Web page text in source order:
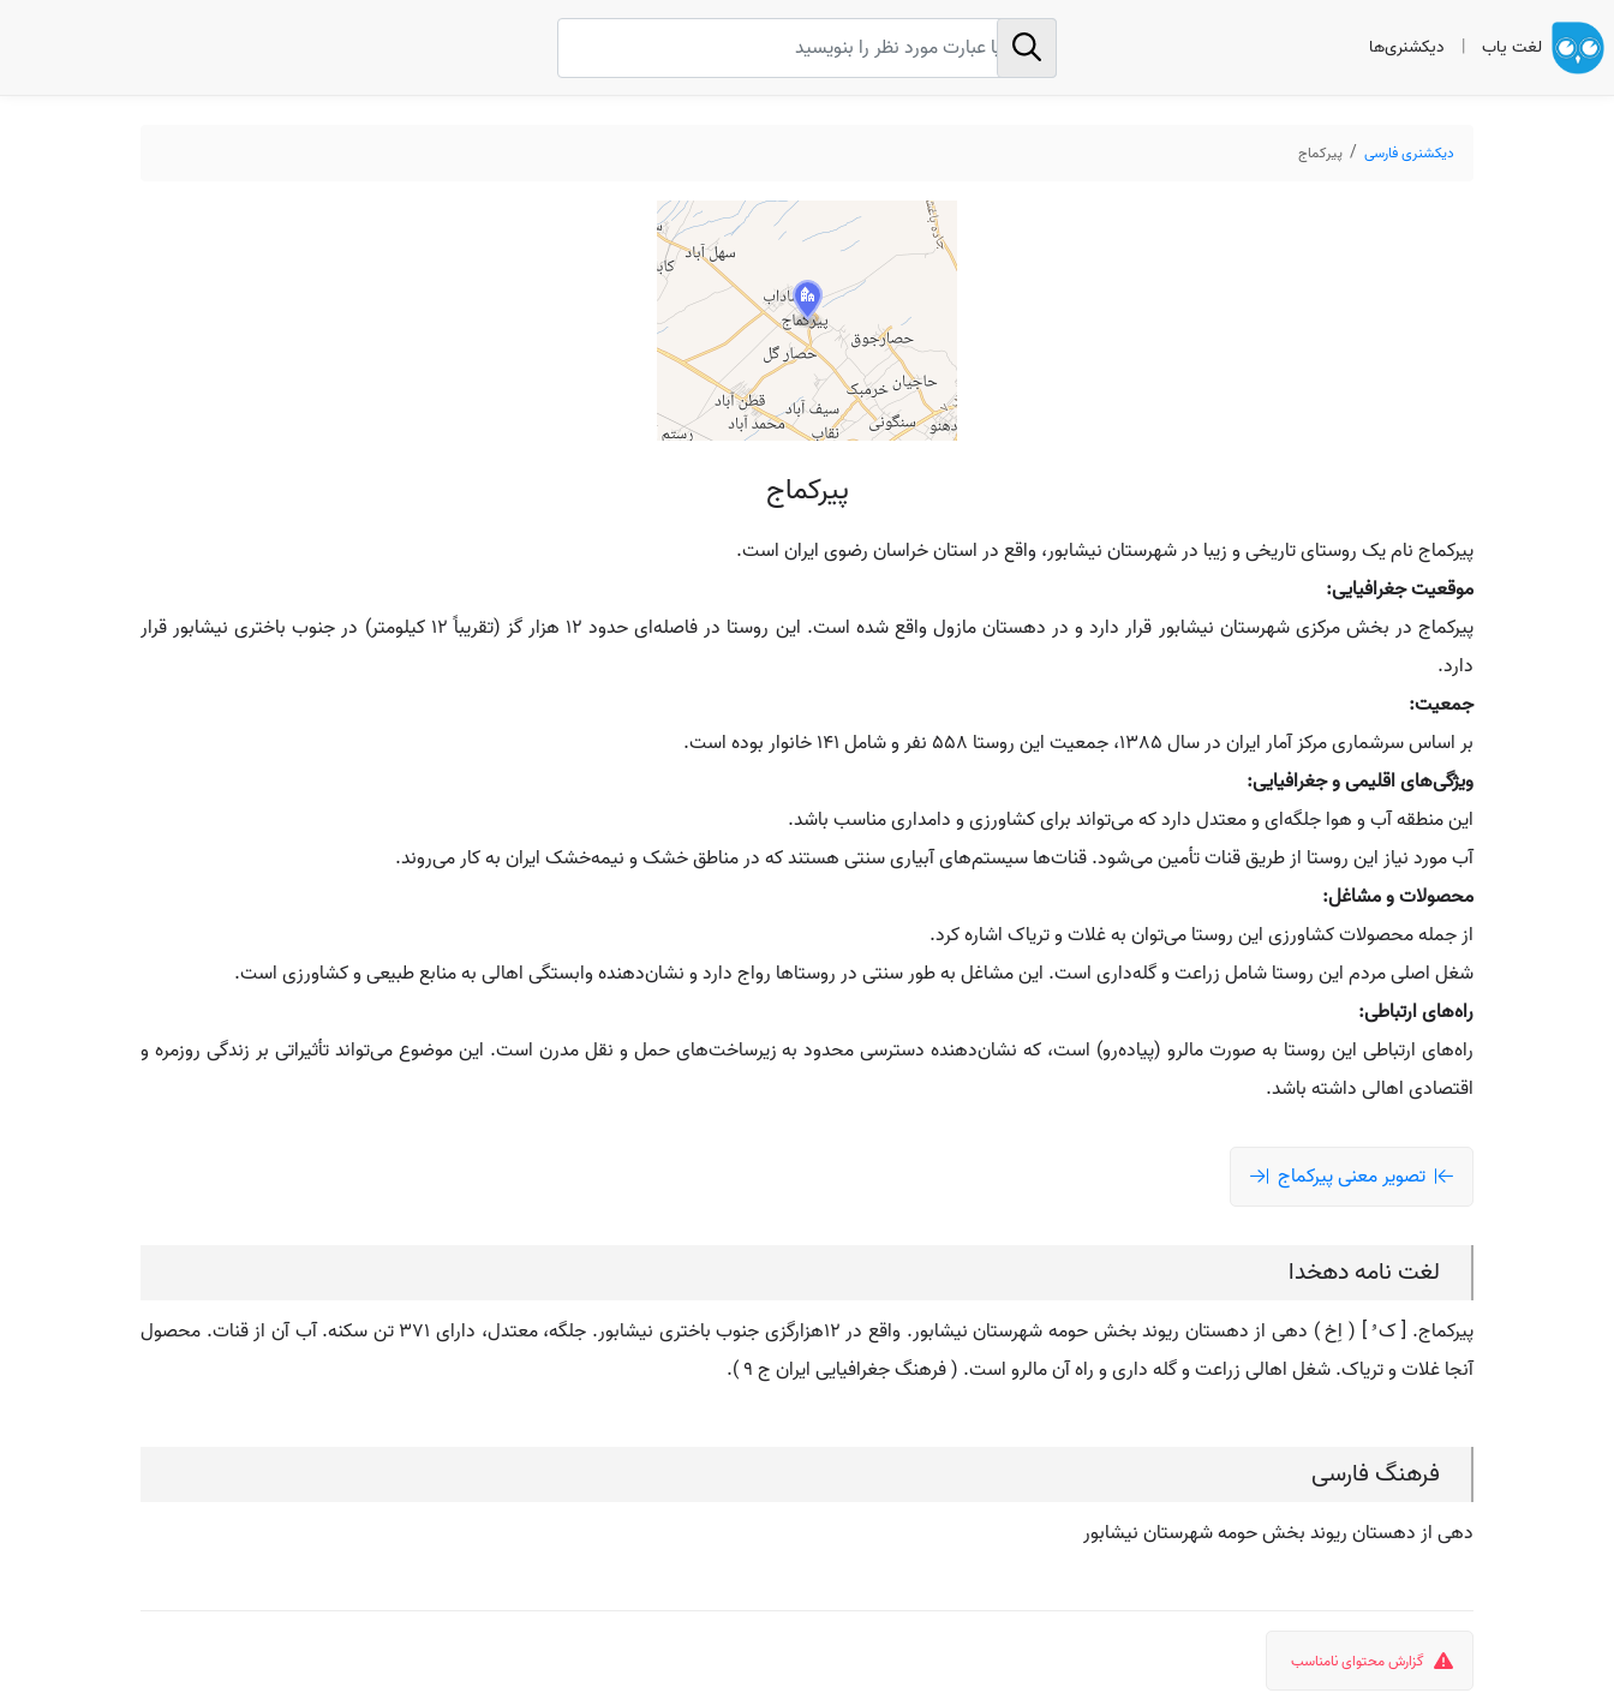
لغت یاب | دیکشنری‌ها
دیکشنری فارسی پیرکماج
پیرکماج
پیرکماج نام یک روستای تاریخی و زیبا در شهرستان نیشابور، واقع در استان خراسان رضوی ایران است.
موقعیت جغرافیایی:
پیرکماج در بخش مرکزی شهرستان نیشابور قرار دارد و در دهستان مازول واقع شده است. این روستا در فاصله‌ای حدود 12 هزار گز (تقریباً 12 کیلومتر) در جنوب باختری نیشابور قرار
دارد.
جمعیت:
بر اساس سرشماری مرکز آمار ایران در سال 1385، جمعیت این روستا 558 نفر و شامل 141 خانوار بوده است.
ویژگی‌های اقلیمی و جغرافیایی:
این منطقه آب و هوا جلگه‌ای و معتدل دارد که می‌تواند برای کشاورزی و دامداری مناسب باشد.
آب مورد نیاز این روستا از طریق قنات تأمین می‌شود. قنات‌ها سیستم‌های آبیاری سنتی هستند که در مناطق خشک و نیمه‌خشک ایران به کار می‌روند.
محصولات و مشاغل:
از جمله محصولات کشاورزی این روستا می‌توان به غلات و تریاک اشاره کرد.
شغل اصلی مردم این روستا شامل زراعت و گله‌داری است. این مشاغل به طور سنتی در روستاها رواج دارد و نشان‌دهنده وابستگی اهالی به منابع طبیعی و کشاورزی است.
راه‌های ارتباطی:
راه‌های ارتباطی این روستا به صورت مالرو (پیاده‌رو) است، که نشان‌دهنده دسترسی محدود به زیرساخت‌های حمل و نقل مدرن است. این موضوع می‌تواند تأثیراتی بر زندگی روزمره و
اقتصادی اهالی داشته باشد.
تصویر معنی پیرکماج
لغت نامه دهخدا
پیرکماج. [ ک ُ ] ( اِخ ) دهی از دهستان ریوند بخش حومه شهرستان نیشابور. واقع در 12هزارگزی جنوب باختری نیشابور. جلگه، معتدل، دارای 371 تن سکنه. آب آن از قنات. محصول
آنجا غلات و تریاک. شغل اهالی زراعت و گله داری و راه آن مالرو است. ( فرهنگ جغرافیایی ایران ج 9 ).
فرهنگ فارسی
دهی از دهستان ریوند بخش حومه شهرستان نیشابور
گزارش محتوای نامناسب